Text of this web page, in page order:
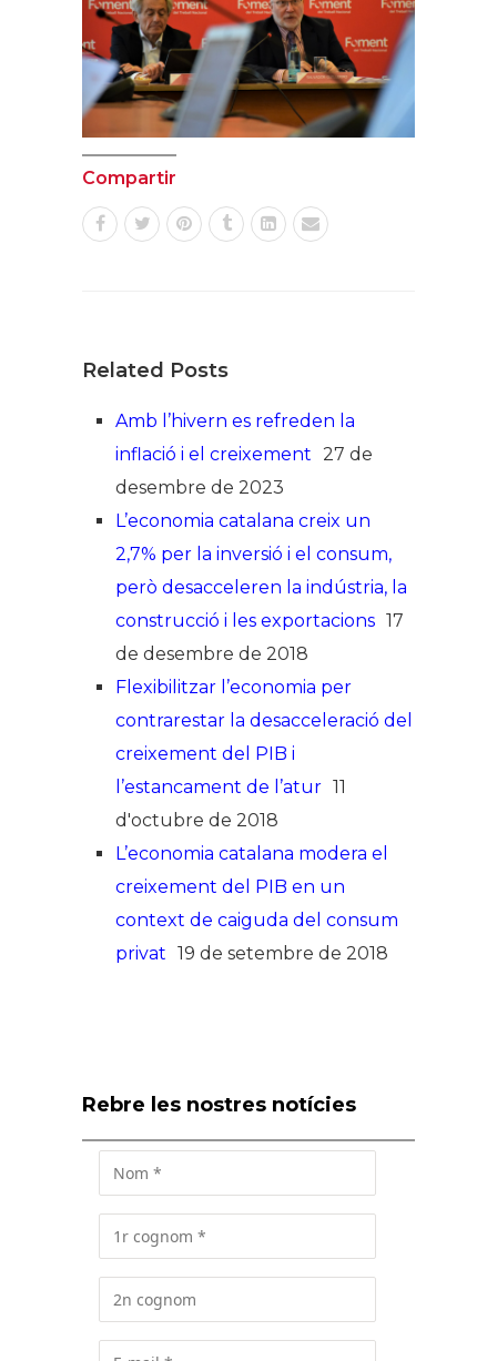
Compartir
Related Posts
Amb l’hivern es refreden la
inflació i el creixement 27 de
desembre de 2023
L’economia catalana creix un
2,7% per la inversió i el consum,
però desacceleren la indústria, la
construcció i les exportacions 17
de desembre de 2018
Flexibilitzar l’economia per
contrarestar la desacceleració del
creixement del PIB i
l’estancament de l’atur 11
d'octubre de 2018
L’economia catalana modera el
creixement del PIB en un
context de caiguda del consum
privat 19 de setembre de 2018
Rebre les nostres notícies